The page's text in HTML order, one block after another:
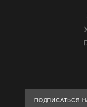
ПОДПИСАТЬСЯ